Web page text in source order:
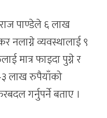
पाण्डेले ६ लाख
नलाग्ने व्यवस्थालाई ९
मात्र फाइदा पुग्ने र
लाख रुपैयाँको
गर्नुपर्ने बताए ।